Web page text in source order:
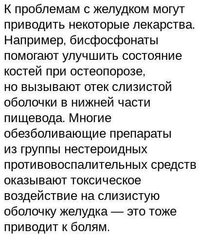
К проблемам с желудком могут
приводить некоторые лекарства.
Например, биcфосфонаты
помогают улучшить состояние
костей при остеопорозе,
но вызывают отек слизистой
оболочки в нижней части
пищевода. Многие
обезболивающие препараты
из группы нестероидных
противовоспалительных средств
оказывают токсическое
воздействие на слизистую
оболочку желудка — это тоже
приводит к болям.